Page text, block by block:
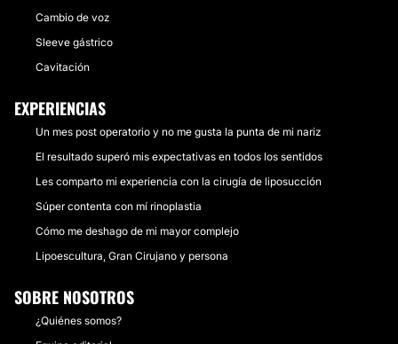
Cambio de voz
Sleeve gástrico
Cavitación
EXPERIENCIAS
Un mes post operatorio y no me gusta la punta de mi nariz
El resultado superó mis expectativas en todos los sentidos
Les comparto mi experiencia con la cirugía de liposucción
Súper contenta con mí rinoplastia
Cómo me deshago de mi mayor complejo
Lipoescultura, Gran Cirujano y persona
SOBRE NOSOTROS
¿Quiénes somos?